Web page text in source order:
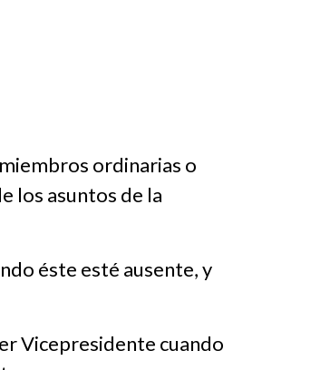
ordinarias o
los asuntos de la
éste esté ausente, y
Vicepresidente cuando